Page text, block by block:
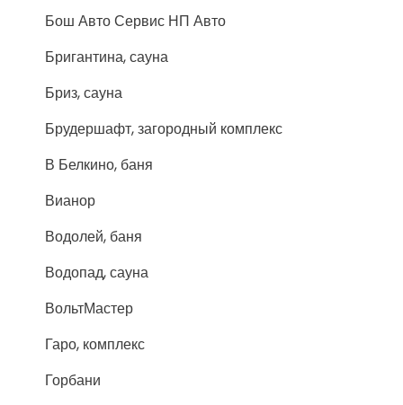
Бош Авто Сервис НП Авто
Бригантина, сауна
Бриз, сауна
Брудершафт, загородный комплекс
В Белкино, баня
Вианор
Водолей, баня
Водопад, сауна
ВольтМастер
Гаро, комплекс
Горбани